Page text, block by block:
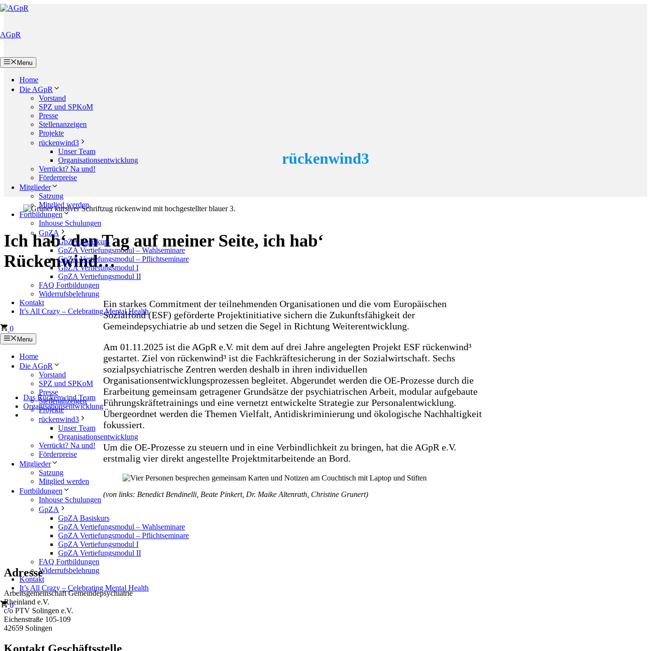
Zum
AGpR
Menu
Home
Die AGpR
Vorstand
SPZ und SPKoM
Presse
Stellenanzeigen
Projekte
rückenwind3
Unser Team
Organisationsentwicklung
Verrückt? Na und!
Förderpreise
Mitglieder
Satzung
Mitglied werden
Fortbildungen
Inhouse Schulungen
GpZA
GpZA Basiskurs
GpZA Vertiefungsmodul – Wahlseminare
GpZA Vertiefungsmodul – Pflichtseminare
GpZA Vertiefungsmodul I
GpZA Vertiefungsmodul II
FAQ Fortbildungen
Widerrufsbelehrung
Kontakt
It’s All Crazy – Celebrating Mental Health
0
Menu
Home
Die AGpR
Vorstand
SPZ und SPKoM
Presse
Stellenanzeigen
Projekte
rückenwind3
Unser Team
Organisationsentwicklung
Verrückt? Na und!
Förderpreise
Mitglieder
Satzung
Mitglied werden
Fortbildungen
Inhouse Schulungen
GpZA
GpZA Basiskurs
GpZA Vertiefungsmodul – Wahlseminare
GpZA Vertiefungsmodul – Pflichtseminare
GpZA Vertiefungsmodul I
GpZA Vertiefungsmodul II
FAQ Fortbildungen
Widerrufsbelehrung
Kontakt
It’s All Crazy – Celebrating Mental Health
0
rückenwind3
Ich hab‘ den Tag auf meiner Seite, ich hab‘
Rückenwind…
Das Rückenwind Team
Organisationsentwicklung
Ein starkes Commitment der teilnehmenden Organisationen und die vom Europäischen
Sozialfond (ESF) geförderte Projektinitiative sichern die Zukunftsfähigkeit der
Gemeindepsychiatrie ab und setzen die Segel in Richtung Weiterentwicklung.
Am 01.11.2025 ist die AGpR e.V. mit dem auf drei Jahre angelegten Projekt ESF rückenwind³
gestartet. Ziel von rückenwind³ ist die Fachkräftesicherung in der Sozialwirtschaft. Sechs
sozialpsychiatrische Zentren werden deshalb in ihren individuellen
Organisationsentwicklungsprozessen begleitet. Abgerundet werden die OE-Prozesse durch die
Erarbeitung gemeinsam getragener Grundsätze der psychiatrischen Arbeit, modular aufgebaute
Führungskräftetrainings und eine vernetzt entwickelte Strategie zur Personalentwicklung.
Übergeordnet werden die Themen Vielfalt, Antidiskriminierung und ökologische Nachhaltigkeit
fokussiert.
Um die OE-Prozesse zu steuern und in eine Verbindlichkeit zu bringen, hat die AGpR e.V.
erstmalig vier direkt angestellte Projektmitarbeitende an Bord.
(von links: Benedict Bendinelli, Beate Pinkert, Dr. Maike Altenrath, Christine Grunert)
Adresse
Arbeitsgemeinschaft Gemeindepsychiatrie
Rheinland e.V.
c/o PTV Solingen e.V.
Eichenstraße 105-109
42659 Solingen